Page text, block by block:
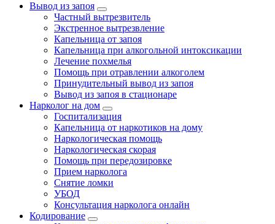
Вывод из запоя
Частный вытрезвитель
Экстренное вытрезвление
Капельница от запоя
Капельница при алкогольной интоксикации
Лечение похмелья
Помощь при отравлении алкоголем
Принудительный вывод из запоя
Вывод из запоя в стационаре
Нарколог на дом
Госпитализация
Капельница от наркотиков на дому
Наркологическая помощь
Наркологическая скорая
Помощь при передозировке
Прием нарколога
Снятие ломки
УБОД
Консультация нарколога онлайн
Кодирование